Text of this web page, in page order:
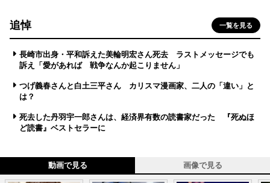
追悼 一覧を見る
長崎市出身・平和訴えた美輪明宏さん死去 ラストメッセージでも
訴え「愛があれば 戦争なんか起こりません」
つげ義春さんと白土三平さん カリスマ漫画家、二人の「違い」と
は？
死去した丹羽宇一郎さんは、経済界有数の読書家だった 『死ぬほ
ど読書』ベストセラーに
動画で見る 画像で見る